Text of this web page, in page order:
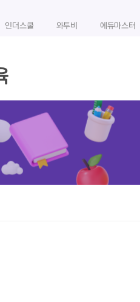
인더스쿨 와투비 에듀마스터